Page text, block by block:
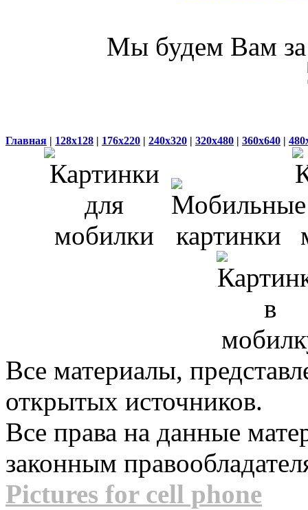
Мы будем Вам за
Главная | 128x128 | 176x220 | 240x320 | 320x480 | 360x640 |
Все материалы,
открытых источников.
Все права на данные
законным
Pictures for cell phone